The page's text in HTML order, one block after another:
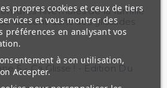
hivernales de la famille
lancent dans des glissades
5 - Ça Glisse ! - Edition Du
propres cookies et ceux de tiers
et vous montrer des
préférences en analysant vos
à son utilisation,
Accepter.